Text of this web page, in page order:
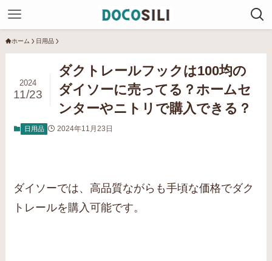
ホーム 日用品
ダクトレールフックは100均の
ダイソーに売ってる？ホームセ
ンターやニトリで購入できる？
2024
11/23
日用品 2024年11月23日
ダイソーでは、高品質ながらも手頃な価格でダク
トレールを購入可能です。